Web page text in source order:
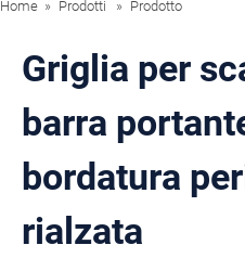
Home Prodotti Prodotto
Griglia per
barra
bordatura
rialzata